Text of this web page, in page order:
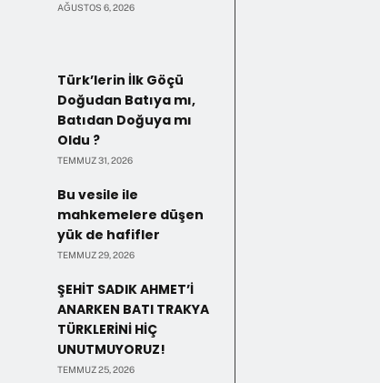
AĞUSTOS 6, 2026
Türk’lerin İlk Göçü
Doğudan Batıya mı,
Batıdan Doğuya mı
Oldu ?
TEMMUZ 31, 2026
Bu vesile ile
mahkemelere düşen
yük de hafifler
TEMMUZ 29, 2026
ŞEHİT SADIK AHMET’İ
ANARKEN BATI TRAKYA
TÜRKLERİNİ HİÇ
UNUTMUYORUZ!
TEMMUZ 25, 2026